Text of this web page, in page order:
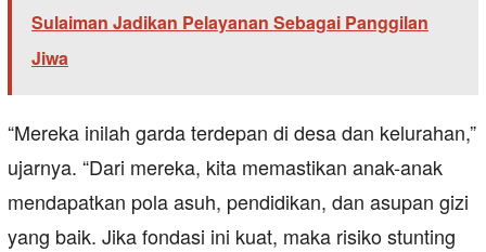
Sulaiman Jadikan Pelayanan Sebagai Panggilan
Jiwa
“Mereka inilah garda terdepan di desa dan kelurahan,”
ujarnya. “Dari mereka, kita memastikan anak-anak
mendapatkan pola asuh, pendidikan, dan asupan gizi
yang baik. Jika fondasi ini kuat, maka risiko stunting